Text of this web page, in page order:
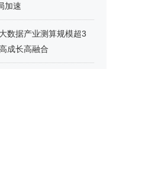
加速
数据产业测算规模超3
成长高融合